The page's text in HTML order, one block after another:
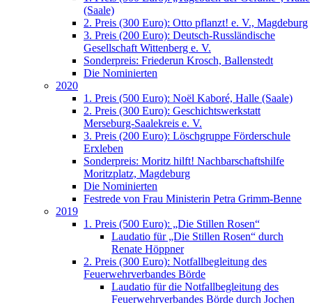
(Saale)
2. Preis (300 Euro): Otto pflanzt! e. V., Magdeburg
3. Preis (200 Euro): Deutsch-Russländische
Gesellschaft Wittenberg e. V.
Sonderpreis: Friederun Krosch, Ballenstedt
Die Nominierten
2020
1. Preis (500 Euro): Noël Kaboré, Halle (Saale)
2. Preis (300 Euro): Geschichtswerkstatt
Merseburg-Saalekreis e. V.
3. Preis (200 Euro): Löschgruppe Förderschule
Erxleben
Sonderpreis: Moritz hilft! Nachbarschaftshilfe
Moritzplatz, Magdeburg
Die Nominierten
Festrede von Frau Ministerin Petra Grimm-Benne
2019
1. Preis (500 Euro): „Die Stillen Rosen“
Laudatio für „Die Stillen Rosen“ durch
Renate Höppner
2. Preis (300 Euro): Notfallbegleitung des
Feuerwehrverbandes Börde
Laudatio für die Notfallbegleitung des
Feuerwehrverbandes Börde durch Jochen